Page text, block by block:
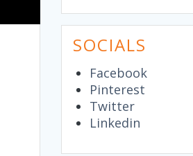
SOCIALS
Facebook
Pinterest
Twitter
Linkedin